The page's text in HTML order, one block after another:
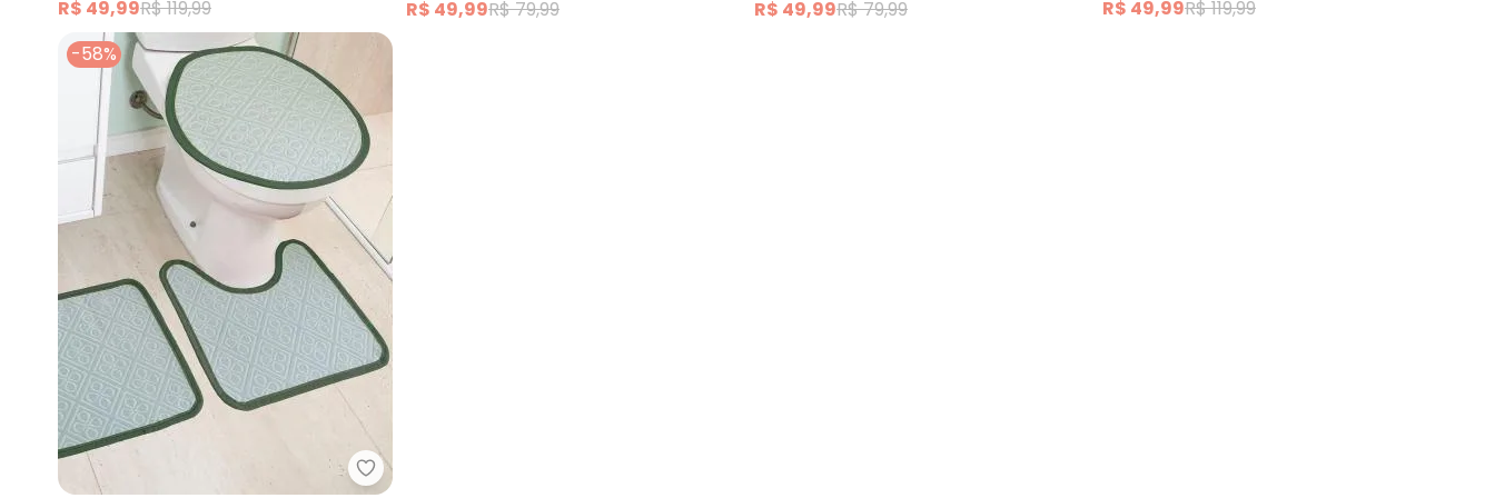
R$ 49,99R$ 119,99 R$ 49,99R$ 79,99 R$ 49,99R$ 79,99 R$ 49,99R$ 119,99
-58%
Lar e Lazer - Jogo de Banheiro (Verde) 3 Peças